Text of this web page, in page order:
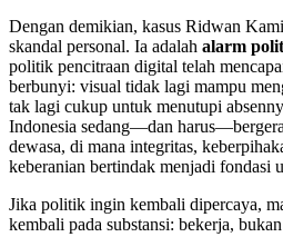
Dengan demikian, kasus Ridwan
skandal personal. Ia adalah alarm
politik pencitraan digital telah
berbunyi: visual tidak lagi mampu
tak lagi cukup untuk menutupi
Indonesia sedang—dan
dewasa, di mana integritas,
keberanian bertindak menjadi fondasi
Jika politik ingin kembali dipercaya,
kembali pada substansi: bekerja,